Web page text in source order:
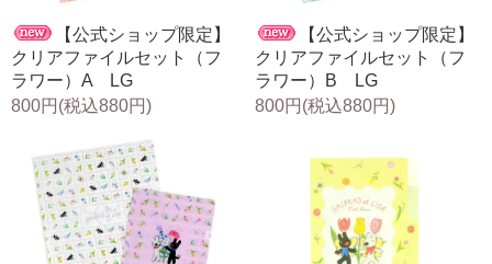
【公式ショップ限定】
クリアファイルセット（フ
ラワー）A LG
800円(税込880円)
【公式ショップ限定】
クリアファイルセット（フ
ラワー）B LG
800円(税込880円)